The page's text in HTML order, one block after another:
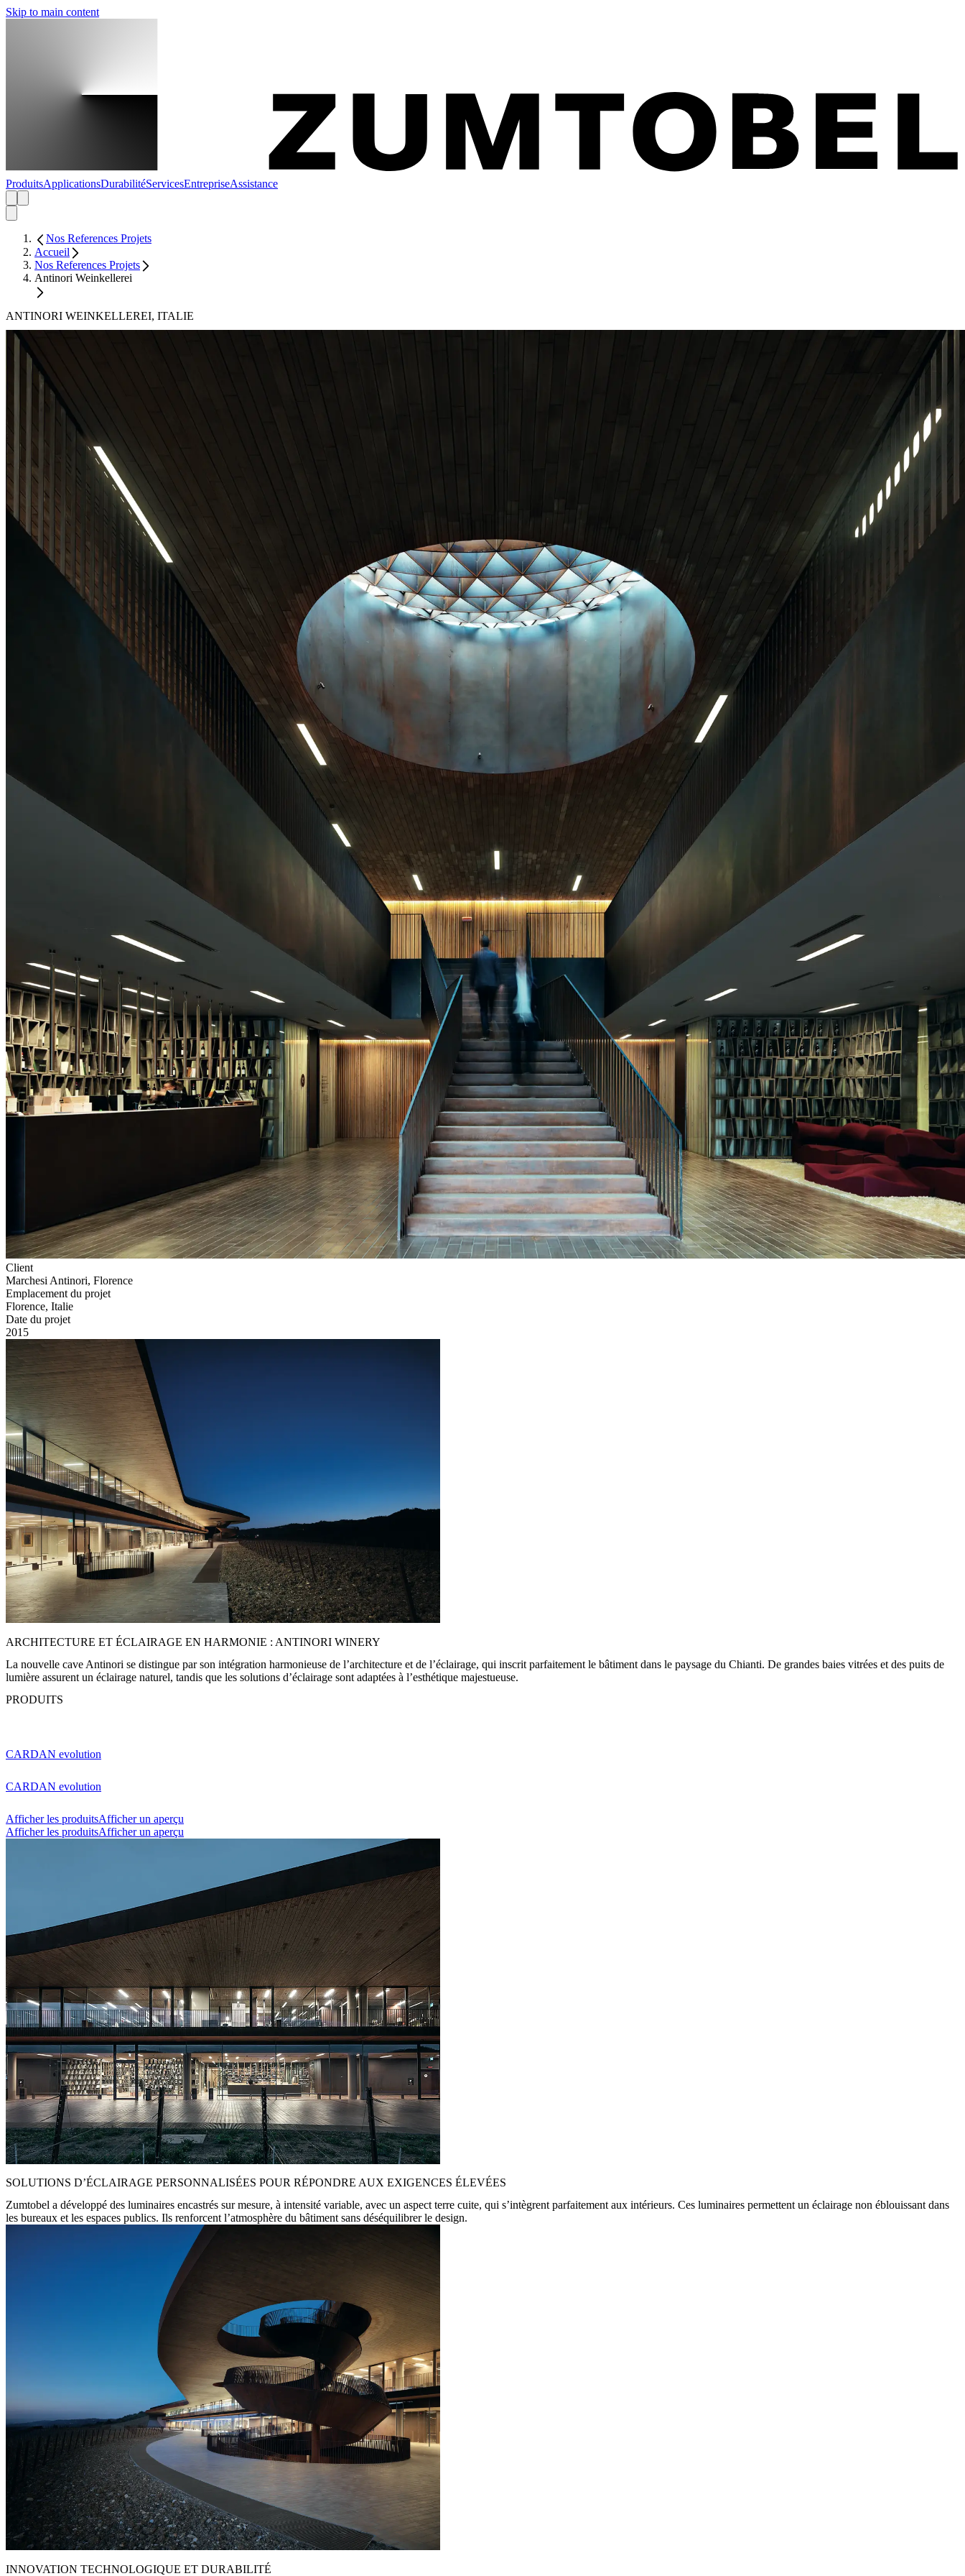
Skip to main content
ProduitsApplicationsDurabilitéServicesEntrepriseAssistance
Nos References Projets
Accueil
Nos References Projets
Antinori Weinkellerei
ANTINORI WEINKELLEREI, ITALIE
Client
Marchesi Antinori, Florence
Emplacement du projet
Florence, Italie
Date du projet
2015
ARCHITECTURE ET ÉCLAIRAGE EN HARMONIE : ANTINORI WINERY
La nouvelle cave Antinori se distingue par son intégration harmonieuse de l’architecture et de l’éclairage, qui inscrit parfaitement le bâtiment dans le paysage du Chianti. De grandes baies vitrées et des puits de
lumière assurent un éclairage naturel, tandis que les solutions d’éclairage sont adaptées à l’esthétique majestueuse.
PRODUITS
CARDAN evolution
CARDAN evolution
Afficher les produitsAfficher un aperçu
Afficher les produitsAfficher un aperçu
SOLUTIONS D’ÉCLAIRAGE PERSONNALISÉES POUR RÉPONDRE AUX EXIGENCES ÉLEVÉES
Zumtobel a développé des luminaires encastrés sur mesure, à intensité variable, avec un aspect terre cuite, qui s’intègrent parfaitement aux intérieurs. Ces luminaires permettent un éclairage non éblouissant dans
les bureaux et les espaces publics. Ils renforcent l’atmosphère du bâtiment sans déséquilibrer le design.
INNOVATION TECHNOLOGIQUE ET DURABILITÉ